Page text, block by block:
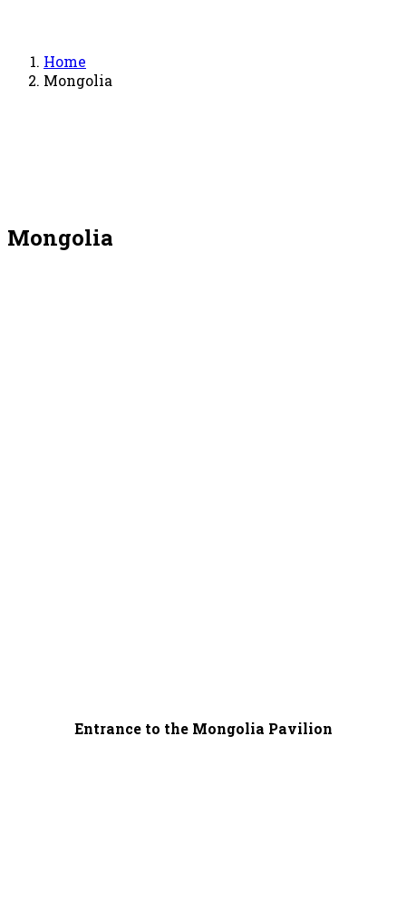
Home
Mongolia
Mongolia
Entrance to the Mongolia Pavilion